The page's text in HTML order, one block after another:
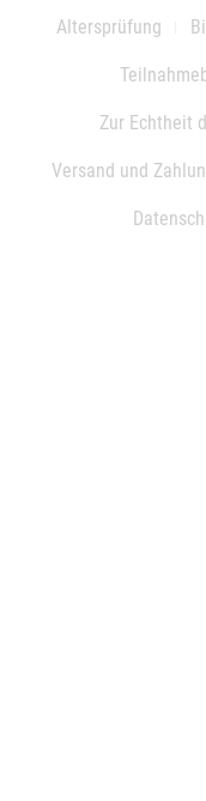
Altersprüfung
Zur Echtheit
Versand und